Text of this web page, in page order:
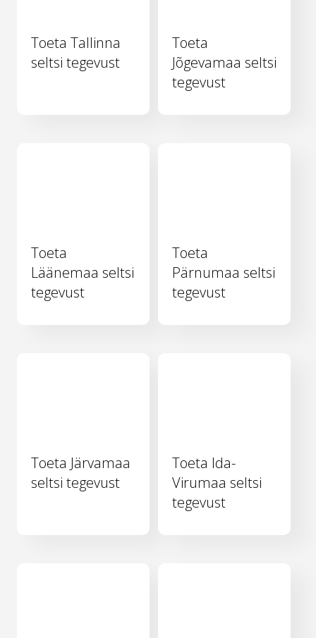
Toeta Tallinna
seltsi tegevust
Toeta
Jõgevamaa seltsi
tegevust
Toeta
Läänemaa seltsi
tegevust
Toeta
Pärnumaa seltsi
tegevust
Toeta Järvamaa
seltsi tegevust
Toeta Ida-
Virumaa seltsi
tegevust